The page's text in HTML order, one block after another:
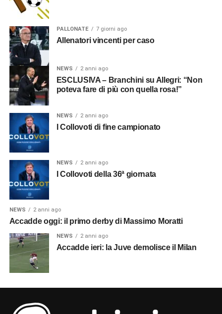
PALLONATE 7 giorni ago
Allenatori vincenti per caso
NEWS 2 anni ago
ESCLUSIVA – Branchini su Allegri: “Non
poteva fare di più con quella rosa!”
NEWS 2 anni ago
I Collovoti di fine campionato
NEWS 2 anni ago
I Collovoti della 36ª giornata
NEWS 2 anni ago
Accadde oggi: il primo derby di Massimo Moratti
NEWS 2 anni ago
Accadde ieri: la Juve demolisce il Milan